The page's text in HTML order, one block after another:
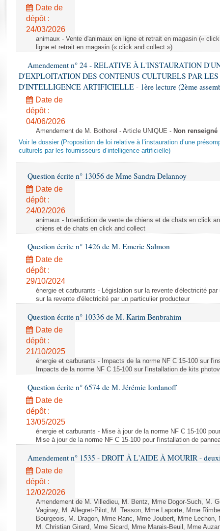
Rapports législatifs
Rapports sur l'application des lois
Baromètre de l’application des lois
Dossiers législatifs
Budget et sécurité sociale
Questions écrites et orales
Comptes rendus des débats
Date de
dépôt :
24/03/2026
animaux - Vente d'animaux en ligne et retrait en magasin («
ligne et retrait en magasin (« click and collect »)
Amendement n° 24 - RELATIVE À L'INSTAURATION
D'EXPLOITATION DES CONTENUS CULTURELS PAR LES
D'INTELLIGENCE ARTIFICIELLE - 1ère lecture (2ème
Date de
dépôt :
04/06/2026
Amendement de M. Bothorel - Article UNIQUE - Non renseigné
Voir le dossier (Proposition de loi relative à l’instauration d’une
culturels par les fournisseurs d’intelligence artificielle)
Question écrite n° 13056 de Mme Sandra Delannoy
Date de
dépôt :
24/02/2026
animaux - Interdiction de vente de chiens et de chats en click
chiens et de chats en click and collect
Question écrite n° 1426 de M. Emeric Salmon
Date de
dépôt :
29/10/2024
énergie et carburants - Législation sur la revente d'électricité
sur la revente d'électricité par un particulier producteur
Question écrite n° 10336 de M. Karim Benbrahim
Date de
dépôt :
21/10/2025
énergie et carburants - Impacts de la norme NF C 15-100 sur
Impacts de la norme NF C 15-100 sur l'installation de kits
Question écrite n° 6574 de M. Jérémie Iordanoff
Date de
dépôt :
13/05/2025
énergie et carburants - Mise à jour de la norme NF C 15-100
Mise à jour de la norme NF C 15-100 pour l'installation de
Amendement n° 1535 - DROIT À L'AIDE À MOURIR -
Date de
dépôt :
12/02/2026
Amendement de M. Villedieu, M. Bentz, Mme Dogor-Such, M.
Vaginay, M. Allegret-Pilot, M. Tesson, Mme Laporte, Mme
Bourgeois, M. Dragon, Mme Ranc, Mme Joubert, Mme
M. Christian Girard, Mme Sicard, Mme Marais-Beuil, Mme